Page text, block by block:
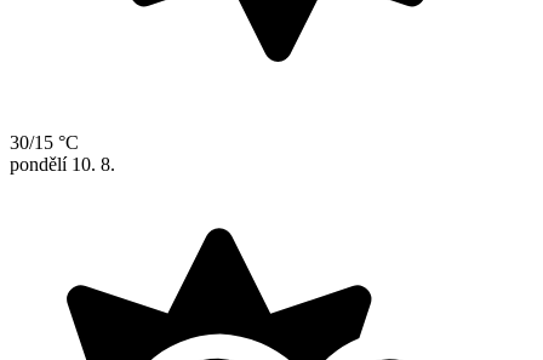
30/15 °C
pondělí 10. 8.